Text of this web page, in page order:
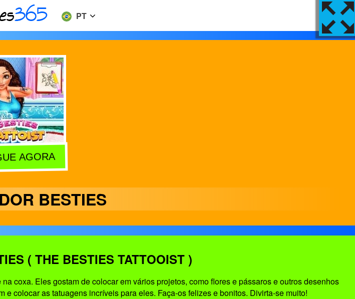
PT
AGORA
BESTIES
( THE BESTIES TATTOOIST )
coxa. Eles gostam de colocar em vários projetos, como flores e pássaros e outros desenhos
colocar as tatuagens incríveis para eles. Faça-os felizes e bonitos. Divirta-se muito!